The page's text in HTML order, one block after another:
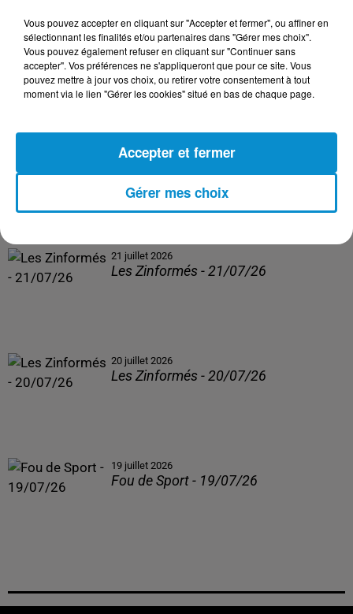
23 juillet 2026
Les Zinformés - 23/07/26
22 juillet 2026
Les Zinformés - 22/07/26
21 juillet 2026
Les Zinformés - 21/07/26
20 juillet 2026
Les Zinformés - 20/07/26
19 juillet 2026
Fou de Sport - 19/07/26
Vous pouvez accepter en cliquant sur "Accepter et fermer", ou affiner en
sélectionnant les finalités et/ou partenaires dans "Gérer mes choix".
Vous pouvez également refuser en cliquant sur "Continuer sans
accepter". Vos préférences ne s'appliqueront que pour ce site. Vous
pouvez mettre à jour vos choix, ou retirer votre consentement à tout
moment via le lien "Gérer les cookies" situé en bas de chaque page.
Gérer mes choix
Accepter et fermer